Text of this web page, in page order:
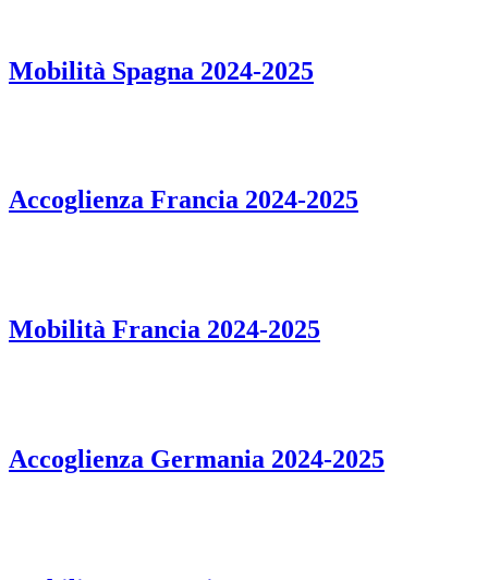
Mobilità Spagna 2024-2025
Accoglienza Francia 2024-2025
Mobilità Francia 2024-2025
Accoglienza Germania 2024-2025